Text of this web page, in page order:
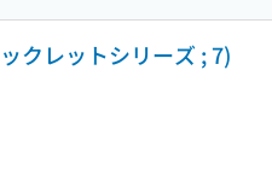
クレットシリーズ ; 7)